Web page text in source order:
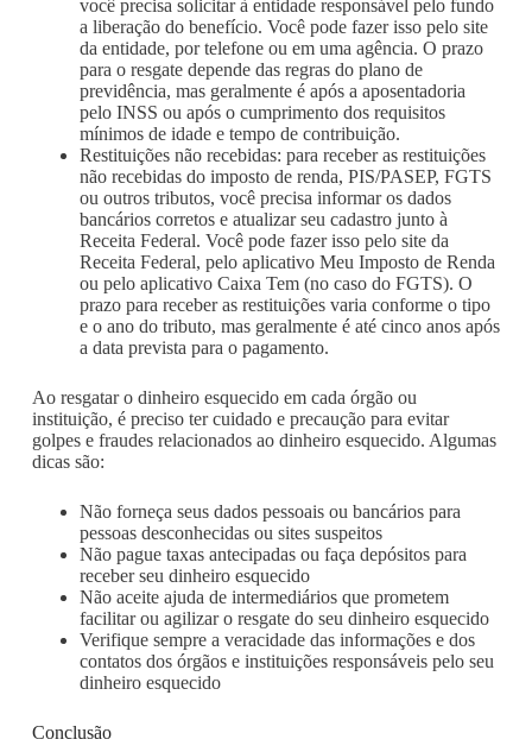
você precisa solicitar à entidade responsável pelo fundo
a liberação do benefício. Você pode fazer isso pelo site
da entidade, por telefone ou em uma agência. O prazo
para o resgate depende das regras do plano de
previdência, mas geralmente é após a aposentadoria
pelo INSS ou após o cumprimento dos requisitos
mínimos de idade e tempo de contribuição.
Restituições não recebidas: para receber as restituições
não recebidas do imposto de renda, PIS/PASEP, FGTS
ou outros tributos, você precisa informar os dados
bancários corretos e atualizar seu cadastro junto à
Receita Federal. Você pode fazer isso pelo site da
Receita Federal, pelo aplicativo Meu Imposto de Renda
ou pelo aplicativo Caixa Tem (no caso do FGTS). O
prazo para receber as restituições varia conforme o tipo
e o ano do tributo, mas geralmente é até cinco anos após
a data prevista para o pagamento.
Ao resgatar o dinheiro esquecido em cada órgão ou
instituição, é preciso ter cuidado e precaução para evitar
golpes e fraudes relacionados ao dinheiro esquecido. Algumas
dicas são:
Não forneça seus dados pessoais ou bancários para
pessoas desconhecidas ou sites suspeitos
Não pague taxas antecipadas ou faça depósitos para
receber seu dinheiro esquecido
Não aceite ajuda de intermediários que prometem
facilitar ou agilizar o resgate do seu dinheiro esquecido
Verifique sempre a veracidade das informações e dos
contatos dos órgãos e instituições responsáveis pelo seu
dinheiro esquecido
Conclusão